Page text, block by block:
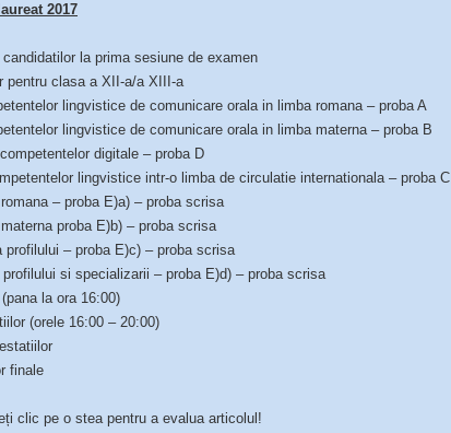
2017
la prima sesiune de examen
pentru clasa a XII-a/a XIII-a
lingvistice de comunicare orala in limba romana – proba A
lingvistice de comunicare orala in limba materna – proba B
digitale – proba D
lingvistice intr-o limba de circulatie internationala – proba C
– proba E)a) – proba scrisa
proba E)b) – proba scrisa
profilului – proba E)c) – proba scrisa
si specializarii – proba E)d) – proba scrisa
la ora 16:00)
(orele 16:00 – 20:00)
finale
clic pe o stea pentru a evalua articolul!